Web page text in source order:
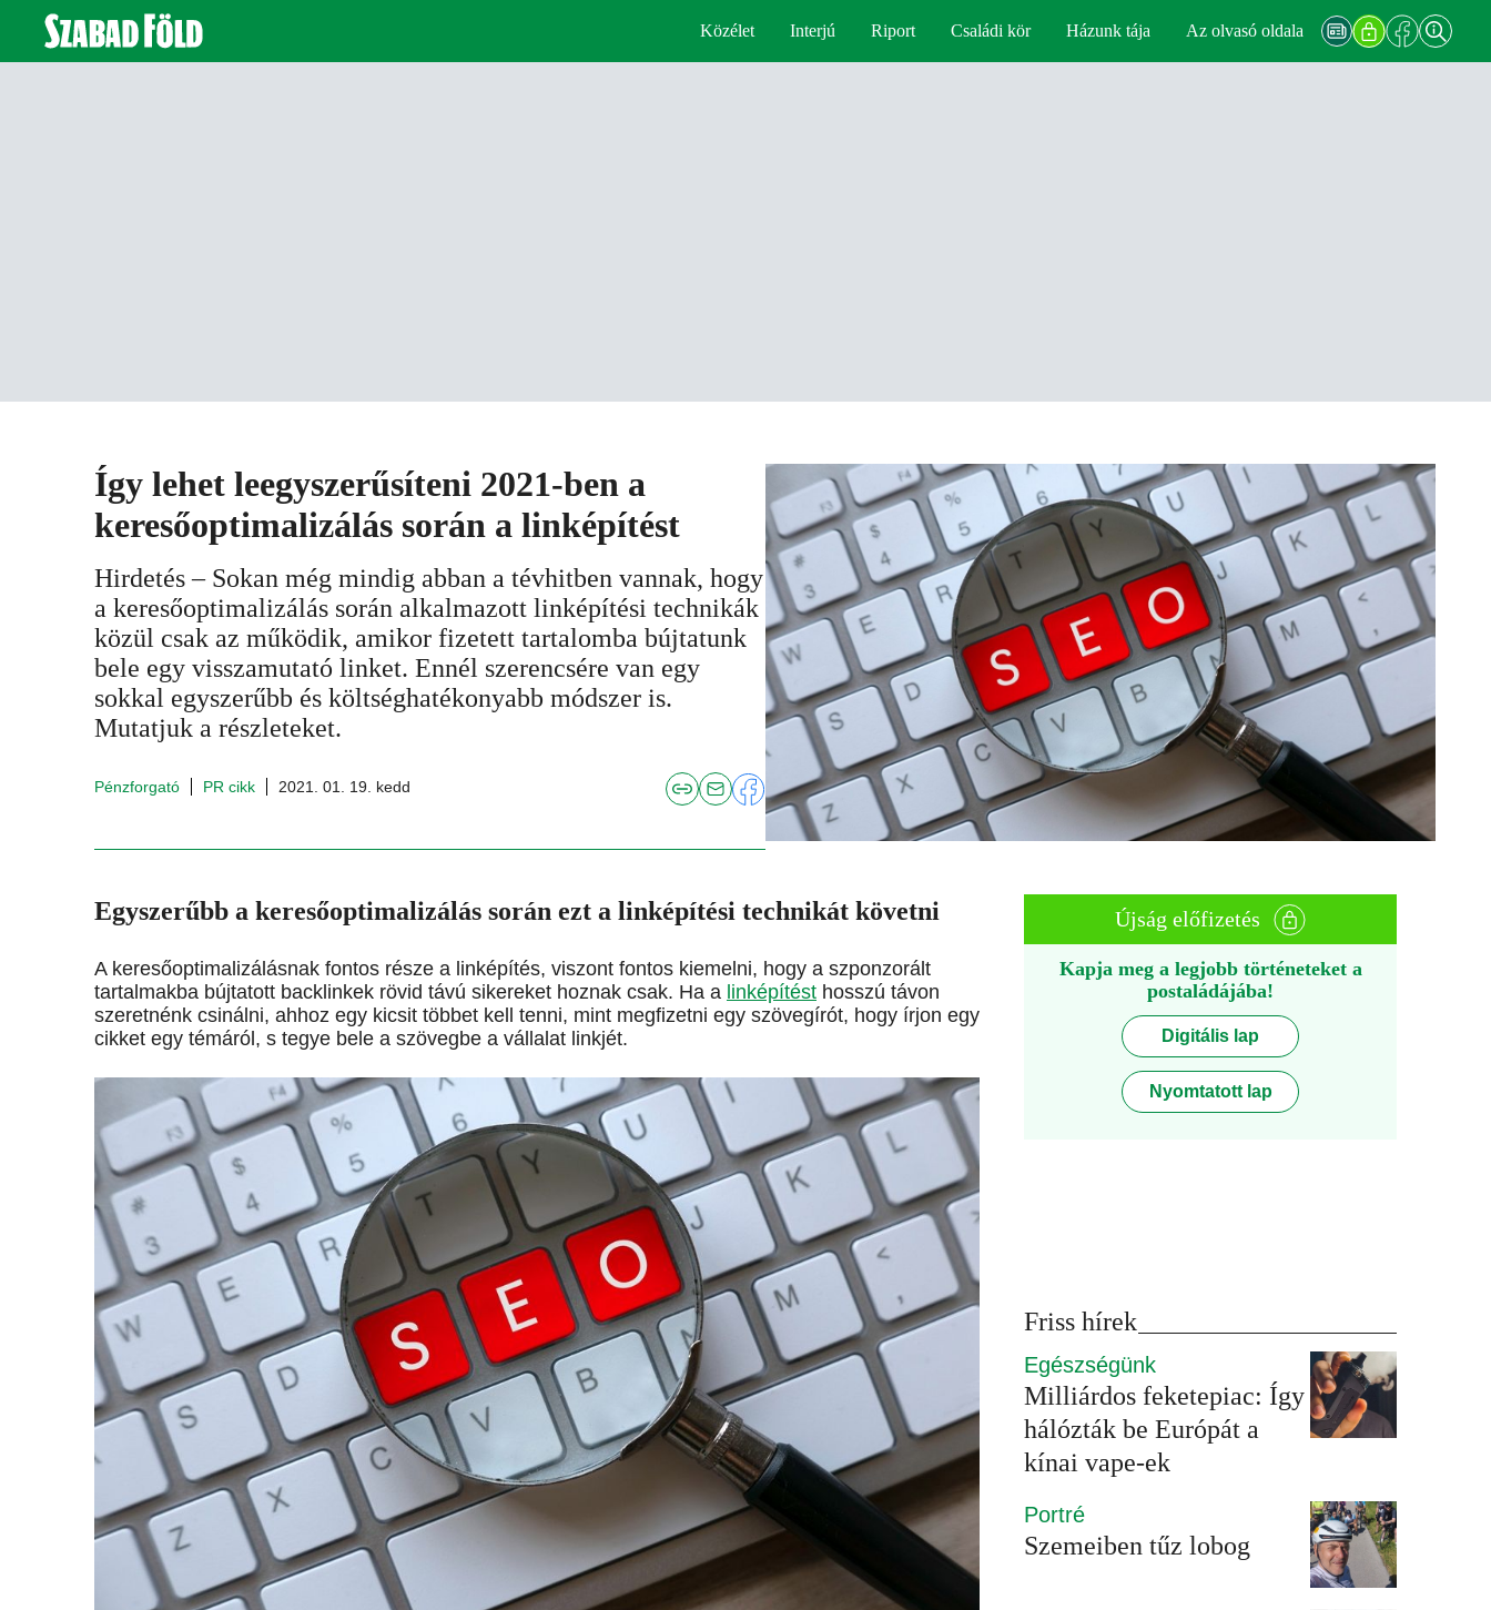
Közélet Interjú Riport Családi kör Házunk tája Az olvasó oldala
Így lehet leegyszerűsíteni 2021-ben a
keresőoptimalizálás során a linképítést
Hirdetés – Sokan még mindig abban a tévhitben vannak, hogy
a keresőoptimalizálás során alkalmazott linképítési technikák
közül csak az működik, amikor fizetett tartalomba bújtatunk
bele egy visszamutató linket. Ennél szerencsére van egy
sokkal egyszerűbb és költséghatékonyabb módszer is.
Mutatjuk a részleteket.
Pénzforgató PR cikk 2021. 01. 19. kedd
Egyszerűbb a keresőoptimalizálás során ezt a linképítési technikát követni
A keresőoptimalizálásnak fontos része a linképítés, viszont fontos kiemelni, hogy a szponzorált
tartalmakba bújtatott backlinkek rövid távú sikereket hoznak csak. Ha a linképítést hosszú távon
szeretnénk csinálni, ahhoz egy kicsit többet kell tenni, mint megfizetni egy szövegírót, hogy írjon egy
cikket egy témáról, s tegye bele a szövegbe a vállalat linkjét.
Újság előfizetés
Kapja meg a legjobb történeteket a
postaládájába!
Digitális lap
Nyomtatott lap
Friss hírek
Egészségünk
Milliárdos feketepiac: Így
hálózták be Európát a
kínai vape-ek
Portré
Szemeiben tűz lobog